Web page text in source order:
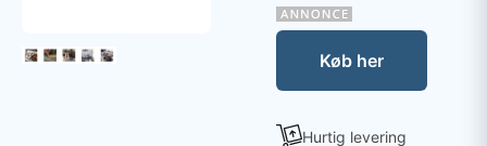
Køb her
Hurtig levering